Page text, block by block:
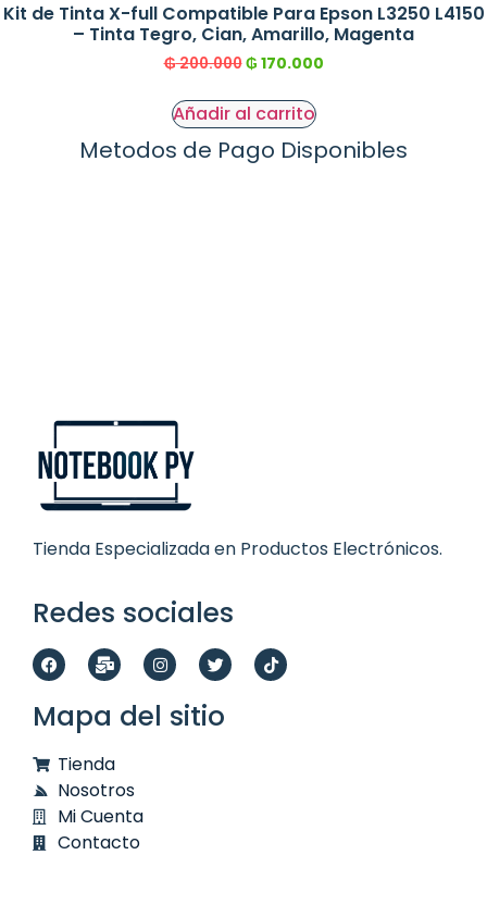
Kit de Tinta X-full Compatible Para Epson L3250 L4150
– Tinta Tegro, Cian, Amarillo, Magenta
₲200.000₲ 170.000
Añadir al carrito
Metodos de Pago Disponibles
Tienda Especializada en Productos Electrónicos.
Redes sociales
Mapa del sitio
Tienda
Nosotros
Mi Cuenta
Contacto